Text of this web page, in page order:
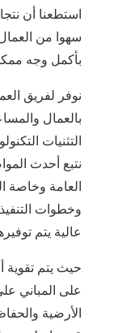
استطعنا أن
سهوا من
بأكمل وجه
نوفر لفريق
بالعمال
التثنيات
نتبع أحدث
العامة وخاصة
وخطوات
عالية يتم
حيث يتم تقوية
على المباني
الأرضية